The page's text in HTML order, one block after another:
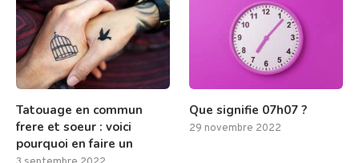
Tatouage en commun
frere et soeur : voici
pourquoi en faire un
Que signifie 07h07 ?
29 novembre 2022